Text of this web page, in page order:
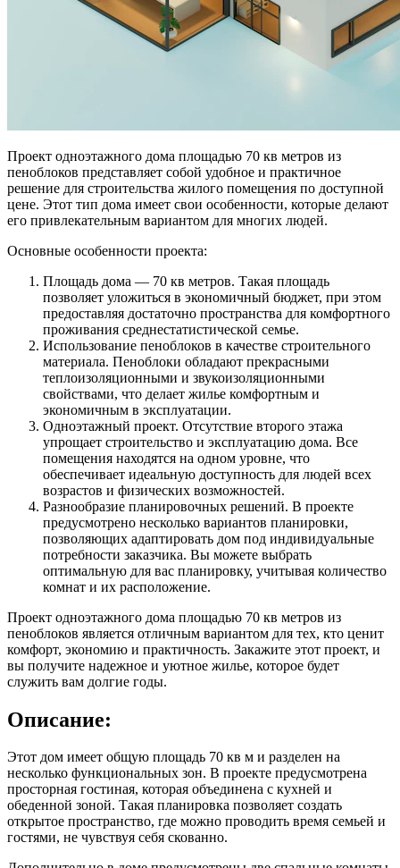
Проект одноэтажного дома площадью 70 кв метров из
пеноблоков представляет собой удобное и практичное
решение для строительства жилого помещения по доступной
цене. Этот тип дома имеет свои особенности, которые делают
его привлекательным вариантом для многих людей.
Основные особенности проекта:
Площадь дома — 70 кв метров. Такая площадь
позволяет уложиться в экономичный бюджет, при этом
предоставляя достаточно пространства для комфортного
проживания среднестатистической семье.
Использование пеноблоков в качестве строительного
материала. Пеноблоки обладают прекрасными
теплоизоляционными и звукоизоляционными
свойствами, что делает жилье комфортным и
экономичным в эксплуатации.
Одноэтажный проект. Отсутствие второго этажа
упрощает строительство и эксплуатацию дома. Все
помещения находятся на одном уровне, что
обеспечивает идеальную доступность для людей всех
возрастов и физических возможностей.
Разнообразие планировочных решений. В проекте
предусмотрено несколько вариантов планировки,
позволяющих адаптировать дом под индивидуальные
потребности заказчика. Вы можете выбрать
оптимальную для вас планировку, учитывая количество
комнат и их расположение.
Проект одноэтажного дома площадью 70 кв метров из
пеноблоков является отличным вариантом для тех, кто ценит
комфорт, экономию и практичность. Закажите этот проект, и
вы получите надежное и уютное жилье, которое будет
служить вам долгие годы.
Описание:
Этот дом имеет общую площадь 70 кв м и разделен на
несколько функциональных зон. В проекте предусмотрена
просторная гостиная, которая объединена с кухней и
обеденной зоной. Такая планировка позволяет создать
открытое пространство, где можно проводить время семьей и
гостями, не чувствуя себя скованно.